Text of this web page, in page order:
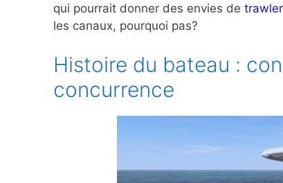
qui pourrait donner des envies de trawler
les canaux, pourquoi pas?
Histoire du bateau :
concurrence